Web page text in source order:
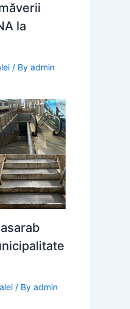
la
/ By admin
/ By admin